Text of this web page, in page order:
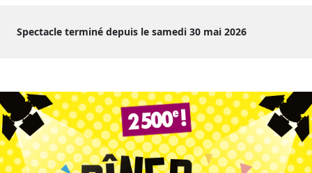
Spectacle terminé depuis le samedi 30 mai 2026